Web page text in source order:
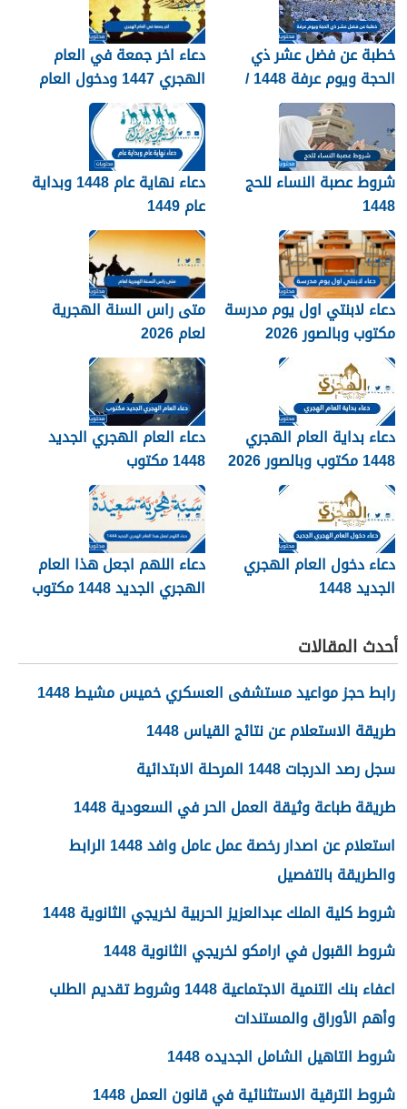
خطبة عن فضل عشر ذي
الحجة ويوم عرفة 1448 /
2026
دعاء اخر جمعة في العام
الهجري 1447 ودخول العام
الجديد 1448
شروط عصبة النساء للحج
1448
دعاء نهاية عام 1448 وبداية
عام 1449
دعاء لابنتي اول يوم مدرسة
مكتوب وبالصور 2026
متى راس السنة الهجرية
لعام 2026
دعاء بداية العام الهجري
1448 مكتوب وبالصور 2026
دعاء العام الهجري الجديد
1448 مكتوب
دعاء دخول العام الهجري
الجديد 1448
دعاء اللهم اجعل هذا العام
الهجري الجديد 1448 مكتوب
أحدث المقالات
رابط حجز مواعيد مستشفى العسكري خميس مشيط 1448
طريقة الاستعلام عن نتائج القياس 1448
سجل رصد الدرجات 1448 المرحلة الابتدائية
طريقة طباعة وثيقة العمل الحر في السعودية 1448
استعلام عن اصدار رخصة عمل عامل وافد 1448 الرابط
والطريقة بالتفصيل
شروط كلية الملك عبدالعزيز الحربية لخريجي الثانوية 1448
شروط القبول في ارامكو لخريجي الثانوية 1448
اعفاء بنك التنمية الاجتماعية 1448 وشروط تقديم الطلب
وأهم الأوراق والمستندات
شروط التاهيل الشامل الجديده 1448
شروط الترقية الاستثنائية في قانون العمل 1448